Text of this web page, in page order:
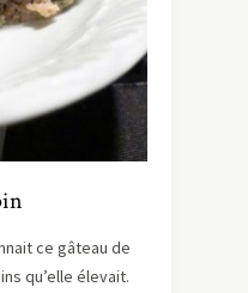
ce gâteau de
qu’elle élevait.